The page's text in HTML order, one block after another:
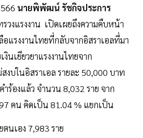
นายพิพัฒน์ รัชกิจประการ
รวงแรงงาน เปิดเผยถึงความคืบหน้า
อแรงงานไทยที่กลับจากอิสราเอลที่มา
นเยียวยาแรงงานไทยจาก
งบในอิสราเอล รายละ 50,000 บาท
ร้องแล้ว จำนวน 8,032 ราย จาก
คน คิดเป็น 81.04 % แยกเป็น
นเอง 7,983 ราย